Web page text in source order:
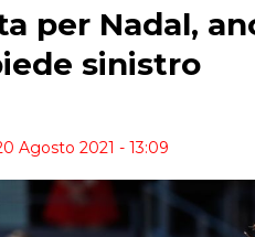
per Nadal,
sinistro
Agosto 2021 - 13:09